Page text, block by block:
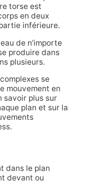
torse est
en deux
inférieure.
de n’importe
produire dans
plusieurs.
se
mouvement en
savoir plus sur
plan et sur la
dans le plan
devant ou